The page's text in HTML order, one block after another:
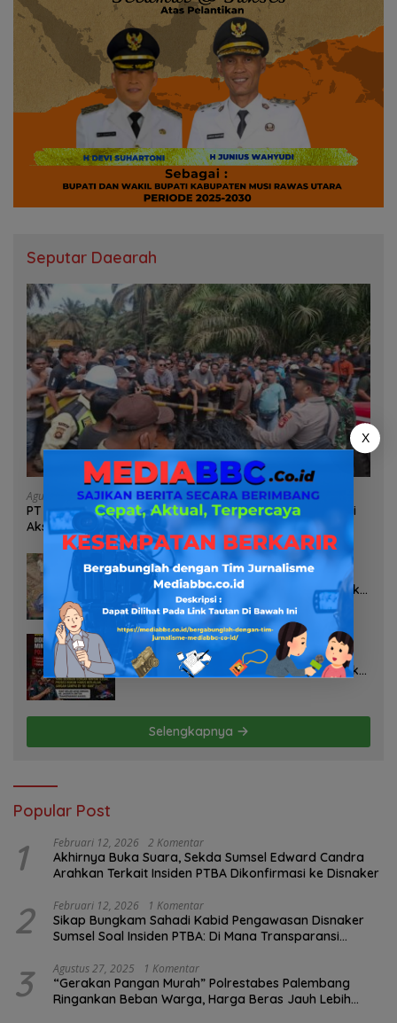
Seputar Daearah
Agustus 6, 2026
PT TDM Diduga Mobilisasi Ratusan Massa untuk Halangi
Aksi Damai, POSE RI Tempuh Jalur Hukum
Agustus 6, 2026
Dugaan Limbah PT Tirta Freshindo
Jaya Di Banyuasin Jadi Sorotan: Publik
Tuntut Transparansi Pemerintah dan
Perusahaan
Agustus 6, 2026
Diduga Oknum Pol Airud Jadi Broker
Minyak Ilegal, Uang Rp88 Juta Milik Toke
Selengkapnya
Popular Post
1 Februari 12, 2026 2 Komentar
Akhirnya Buka Suara, Sekda Sumsel Edward Candra
Arahkan Terkait Insiden PTBA Dikonfirmasi ke Disnaker
2 Februari 12, 2026 1 Komentar
Sikap Bungkam Sahadi Kabid Pengawasan Disnaker
Sumsel Soal Insiden PTBA: Di Mana Transparansi
3 Agustus 27, 2025 1 Komentar
“Gerakan Pangan Murah” Polrestabes Palembang
Ringankan Beban Warga, Harga Beras Jauh Lebih
X